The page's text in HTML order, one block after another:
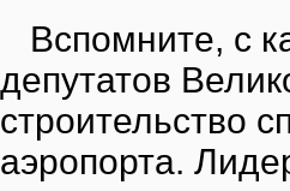
Вспомните, с
депутатов
строительство
аэропорта.